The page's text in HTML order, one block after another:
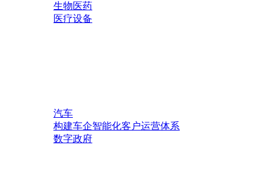
生物医药
医疗设备
汽车
构建车企智能化客户运营体系
数字政府